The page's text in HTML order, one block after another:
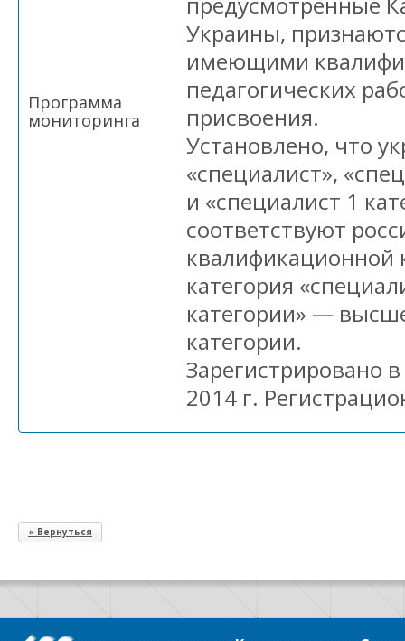
Программа
мониторинга
Украины,
имеющими
педагогических
присвоения.
Установлено, что
«специалист»,
и «специалист 1
соответствуют
квалификационной
категория
категории» —
категории.
Зарегистрировано
2014 г.
« Вернуться